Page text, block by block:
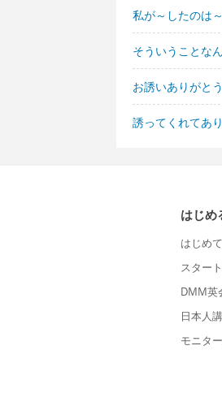
私が～したのは
そういうことな
お誘いありがと
誘ってくれてあ
はじめ
はじめ
スター
DMM英
日本人
モニタ